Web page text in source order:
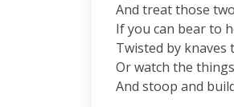
And treat those
If you can bear to
Twisted by
Or watch the
And stoop and